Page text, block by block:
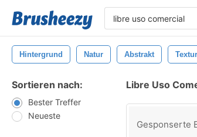
Hintergrund Natur Abstrakt Textur
Sortieren nach:
Bester Treffer
Neueste
Libre Uso
Gesponserte